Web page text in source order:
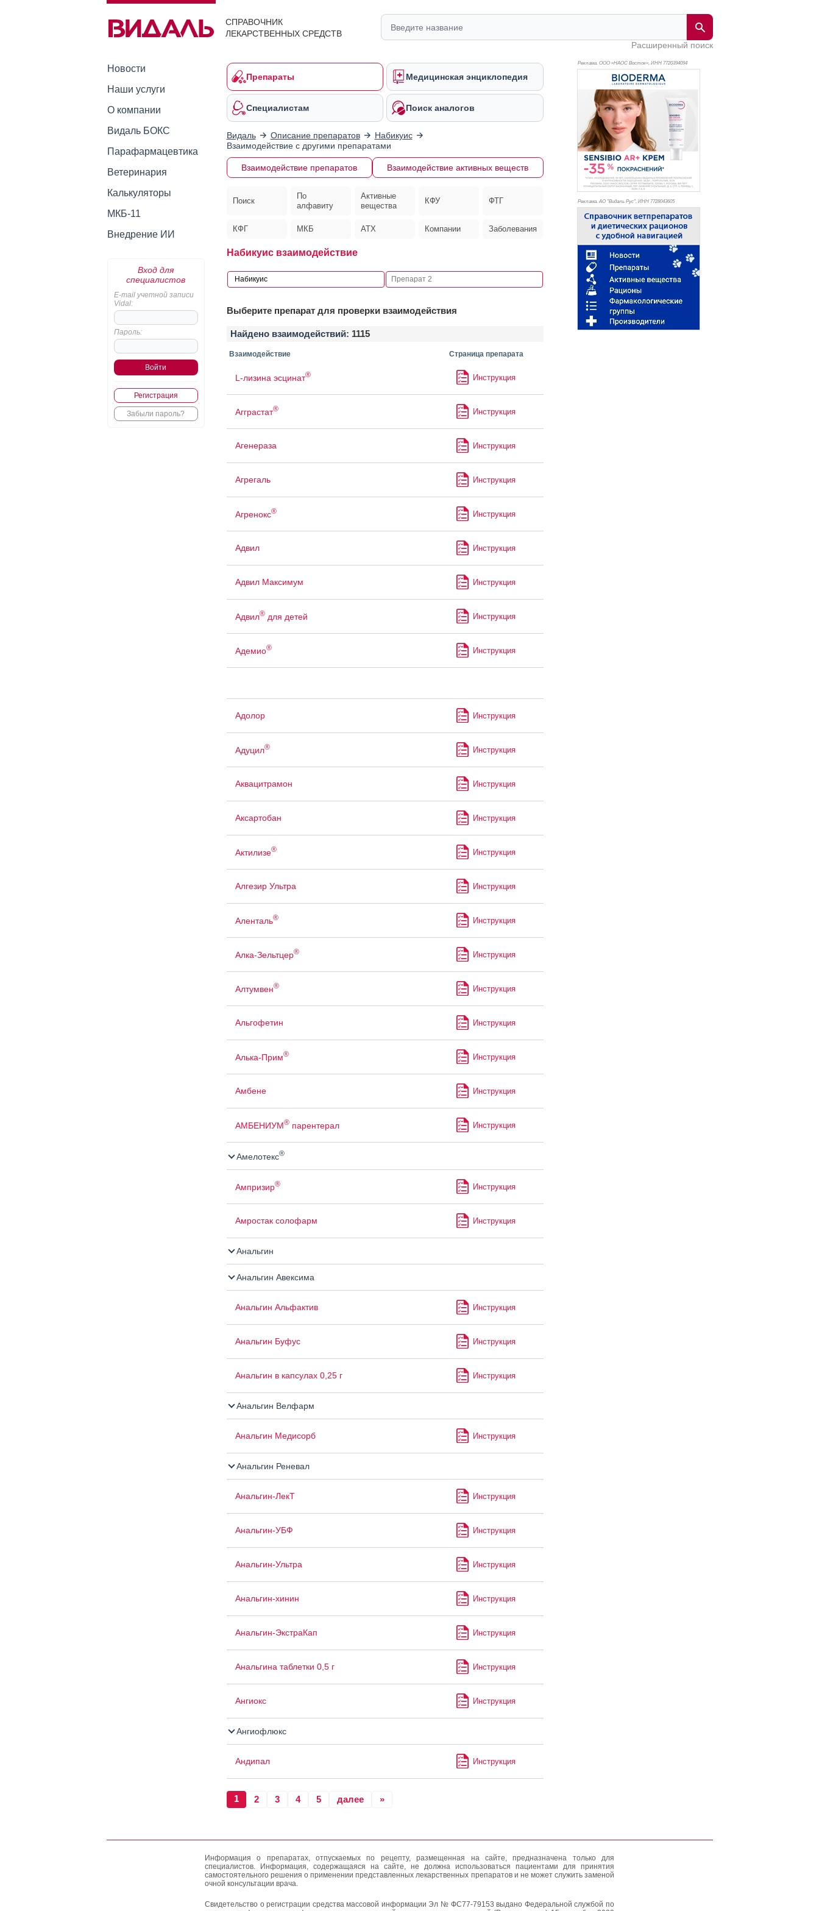
СПРАВОЧНИК
ЛЕКАРСТВЕННЫХ СРЕДСТВ
Расширенный поиск
Новости
Наши услуги
О компании
Видаль БОКС
Парафармацевтика
Ветеринария
Калькуляторы
МКБ-11
Внедрение ИИ
Вход для
специалистов
E-mail учетной записи
Vidal:
Пароль:
Регистрация
Забыли пароль?
Препараты Медицинская энциклопедия
Специалистам Поиск аналогов
Видаль Описание препаратов
Набикуис
Взаимодействие с другими препаратами
Взаимодействие препаратов Взаимодействие активных веществ
Поиск
По
алфавиту
Активные
вещества
КФУ ФТГ
КФГ МКБ АТХ Компании Заболевания
Набикуис взаимодействие
Выберите препарат для проверки взаимодействия
Найдено взаимодействий: 1115
Взаимодействие Страница препарата
L-лизина эсцинат® Инструкция
Агграстат® Инструкция
Агенераза Инструкция
Агрегаль Инструкция
Агренокс® Инструкция
Адвил Инструкция
Адвил Максимум Инструкция
Адвил®для детей Инструкция
Адемио® Инструкция
Адолор Инструкция
Адуцил® Инструкция
Аквацитрамон Инструкция
Аксартобан Инструкция
Актилизе® Инструкция
Алгезир Ультра Инструкция
Аленталь® Инструкция
Алка-Зельтцер® Инструкция
Алтумвен® Инструкция
Альгофетин Инструкция
Алька-Прим® Инструкция
Амбене Инструкция
АМБЕНИУМ®парентерал Инструкция
Амелотекс®
Ампризир® Инструкция
Амростак солофарм Инструкция
Анальгин
Анальгин Авексима
Анальгин Альфактив Инструкция
Анальгин Буфус Инструкция
Анальгин в капсулах 0,25 г Инструкция
Анальгин Велфарм
Анальгин Медисорб Инструкция
Анальгин Реневал
Анальгин-ЛекТ Инструкция
Анальгин-УБФ Инструкция
Анальгин-Ультра Инструкция
Анальгин-хинин Инструкция
Анальгин-ЭкстраКап Инструкция
Анальгина таблетки 0,5 г Инструкция
Ангиокс Инструкция
Ангиофлюкс
Андипал Инструкция
1 2 3 4 5 далее »
Реклама. ООО «НАОС Восток», ИНН 7720394094
Реклама. АО "Видаль Рус", ИНН 7728043605
Информация о препаратах, отпускаемых по рецепту, размещенная на сайте, предназначена только для
специалистов. Информация, содержащаяся на сайте, не должна использоваться пациентами для принятия
самостоятельного решения о применении представленных лекарственных препаратов и не может служить заменой
очной консультации врача.
Свидетельство о регистрации средства массовой информации Эл № ФС77-79153 выдано Федеральной службой по